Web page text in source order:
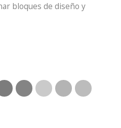
bloques de diseño y